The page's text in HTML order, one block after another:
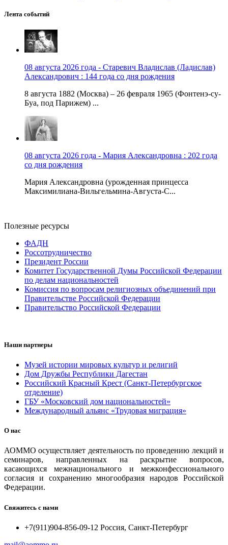
Лента событий
08 августа 2026 года - Старевич Владислав (Ладислав)
Александрович : 144 года со дня рождения
8 августа 1882 (Москва) – 26 февраля 1965 (Фонтенэ-су-
Буа, под Парижем) ...
08 августа 2026 года - Мария Александровна : 202 года
со дня рождения
Мария Александровна (урожденная принцесса
Максимилиана-Вильгельмина-Августа-С...
Полезные ресурсы
ФАДН
Россотрудничество
Президент России
Комитет Государственной Думы Российской Федерации
по делам национальностей
Комиссия по вопросам религиозных объединений при
Правительстве Российской Федерации
Правительство Российской Федерации
Наши партнеры
Музей истории мировых культур и религий
Дом Дружбы Республики Дагестан
Российский Красный Крест (Санкт-Петербургское
отделение)
ГБУ «Московский дом национальностей»
Международный альянс «Трудовая миграция»
О нас
АОММО осуществляет деятельность по проведению лекций и
семинаров, направленных на раскрытие вопросов,
касающихся межнационального и межконфессионального
согласия и сохранению многообразия народов Российской
Федерации.
Свяжитесь с нами
+7(911)904-856-09-12 Россия, Санкт-Петербург